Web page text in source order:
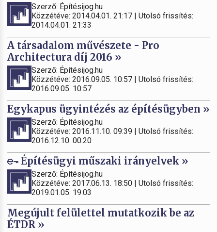
Szerző: Építésijog.hu
Közzétéve: 2014.04.01. 21:17 | Utolsó frissítés:
2014.04.01. 21:33
A társadalom művészete - Pro
Architectura díj 2016 »
Szerző: Építésijog.hu
Közzétéve: 2016.09.05. 10:57 | Utolsó frissítés:
2016.09.05. 10:57
Egykapus ügyintézés az építésügyben »
Szerző: Építésijog.hu
Közzétéve: 2016.11.10. 09:39 | Utolsó frissítés:
2016.12.10. 00:20
Építésügyi műszaki irányelvek »
Szerző: Építésijog.hu
Közzétéve: 2017.06.13. 18:50 | Utolsó frissítés:
2019.01.05. 19:03
Megújult felülettel mutatkozik be az
ÉTDR »